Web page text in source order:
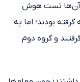
آن‌ها تست هوش
بودند؛ اما به
و گروه دوم